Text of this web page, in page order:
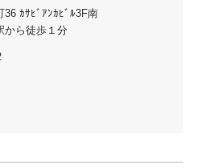
ｶｻﾋﾞｱﾝｶﾋﾞﾙ3F南
ら徒歩１分